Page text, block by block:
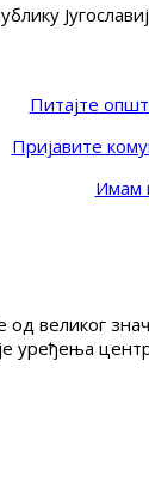
Питајте
Пријавите
Имам
великог
уређења